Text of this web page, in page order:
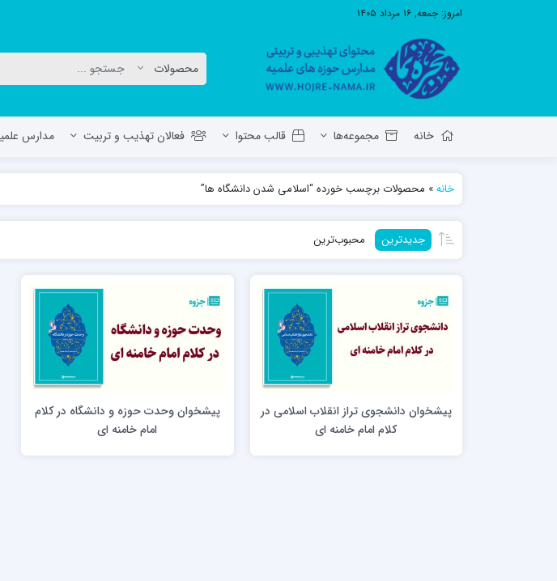
امروز: جمعه, ۱۶ مرداد ۱۴۰۵
خانه مجموعه‌ها قالب محتوا فعالان تهذیب و تربیت مدارس
معاونت تهذیب استان آ.ش
حوزه علمیه حضرت ولی عصر عج بناب
مدرسه علمیه صاحب الزمان عج مرند
مدرسه علمیه جعفریه
مدرسه علمیه امام خمینی (ره)
مدرسه علمیه دارالحکمة
مدرسه علمیه دارالسلام
حوزه علمیه امام صادق علیه السلام پرند
امام حسن عسکری علیه السلام
خانه» محصولات برچسب خورده “اسلامی شدن دانشگاه ها”
جدیدترین محبوب‌ترین
پیشخوان دانشجوی تراز انقلاب اسلامی در
کلام امام خامنه ای
پیشخوان وحدت حوزه و دانشگاه در کلام
امام خامنه ای